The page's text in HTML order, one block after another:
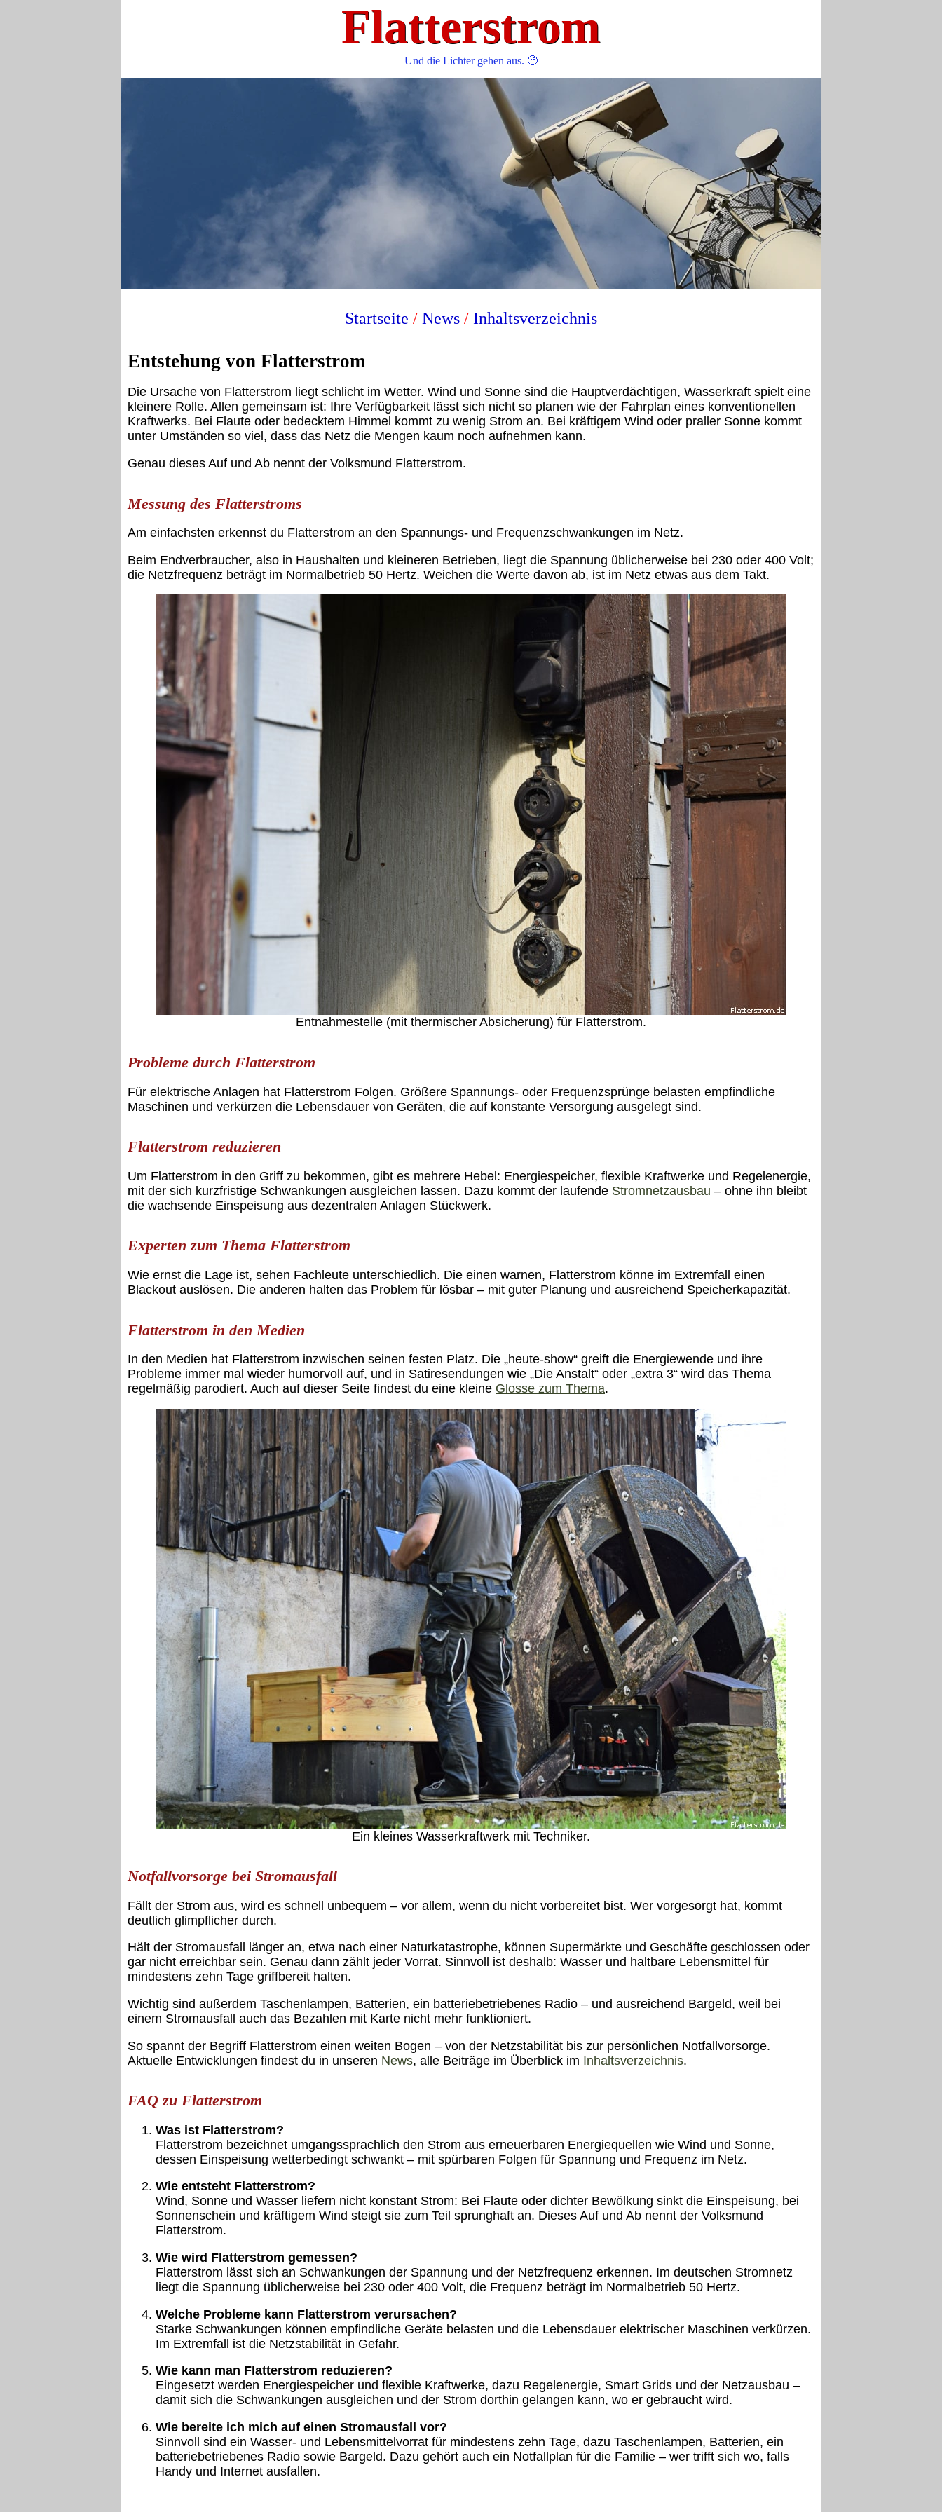
Flatterstrom
Und die Lichter gehen aus. 🤨️
Startseite / News / Inhaltsverzeichnis
Entstehung von Flatterstrom
Die Ursache von Flatterstrom liegt schlicht im Wetter. Wind und Sonne sind die Hauptverdächtigen, Wasserkraft spielt eine
kleinere Rolle. Allen gemeinsam ist: Ihre Verfügbarkeit lässt sich nicht so planen wie der Fahrplan eines konventionellen
Kraftwerks. Bei Flaute oder bedecktem Himmel kommt zu wenig Strom an. Bei kräftigem Wind oder praller Sonne kommt
unter Umständen so viel, dass das Netz die Mengen kaum noch aufnehmen kann.
Genau dieses Auf und Ab nennt der Volksmund Flatterstrom.
Messung des Flatterstroms
Am einfachsten erkennst du Flatterstrom an den Spannungs- und Frequenzschwankungen im Netz.
Beim Endverbraucher, also in Haushalten und kleineren Betrieben, liegt die Spannung üblicherweise bei 230 oder 400 Volt;
die Netzfrequenz beträgt im Normalbetrieb 50 Hertz. Weichen die Werte davon ab, ist im Netz etwas aus dem Takt.
Entnahmestelle (mit thermischer Absicherung) für Flatterstrom.
Probleme durch Flatterstrom
Für elektrische Anlagen hat Flatterstrom Folgen. Größere Spannungs- oder Frequenzsprünge belasten empfindliche
Maschinen und verkürzen die Lebensdauer von Geräten, die auf konstante Versorgung ausgelegt sind.
Flatterstrom reduzieren
Um Flatterstrom in den Griff zu bekommen, gibt es mehrere Hebel: Energiespeicher, flexible Kraftwerke und Regelenergie,
mit der sich kurzfristige Schwankungen ausgleichen lassen. Dazu kommt der laufende Stromnetzausbau – ohne ihn bleibt
die wachsende Einspeisung aus dezentralen Anlagen Stückwerk.
Experten zum Thema Flatterstrom
Wie ernst die Lage ist, sehen Fachleute unterschiedlich. Die einen warnen, Flatterstrom könne im Extremfall einen
Blackout auslösen. Die anderen halten das Problem für lösbar – mit guter Planung und ausreichend Speicherkapazität.
Flatterstrom in den Medien
In den Medien hat Flatterstrom inzwischen seinen festen Platz. Die „heute-show“ greift die Energiewende und ihre
Probleme immer mal wieder humorvoll auf, und in Satiresendungen wie „Die Anstalt“ oder „extra 3“ wird das Thema
regelmäßig parodiert. Auch auf dieser Seite findest du eine kleine Glosse zum Thema.
Ein kleines Wasserkraftwerk mit Techniker.
Notfallvorsorge bei Stromausfall
Fällt der Strom aus, wird es schnell unbequem – vor allem, wenn du nicht vorbereitet bist. Wer vorgesorgt hat, kommt
deutlich glimpflicher durch.
Hält der Stromausfall länger an, etwa nach einer Naturkatastrophe, können Supermärkte und Geschäfte geschlossen oder
gar nicht erreichbar sein. Genau dann zählt jeder Vorrat. Sinnvoll ist deshalb: Wasser und haltbare Lebensmittel für
mindestens zehn Tage griffbereit halten.
Wichtig sind außerdem Taschenlampen, Batterien, ein batteriebetriebenes Radio – und ausreichend Bargeld, weil bei
einem Stromausfall auch das Bezahlen mit Karte nicht mehr funktioniert.
So spannt der Begriff Flatterstrom einen weiten Bogen – von der Netzstabilität bis zur persönlichen Notfallvorsorge.
Aktuelle Entwicklungen findest du in unseren News, alle Beiträge im Überblick im Inhaltsverzeichnis.
FAQ zu Flatterstrom
Was ist Flatterstrom?
Flatterstrom bezeichnet umgangssprachlich den Strom aus erneuerbaren Energiequellen wie Wind und Sonne,
dessen Einspeisung wetterbedingt schwankt – mit spürbaren Folgen für Spannung und Frequenz im Netz.
Wie entsteht Flatterstrom?
Wind, Sonne und Wasser liefern nicht konstant Strom: Bei Flaute oder dichter Bewölkung sinkt die Einspeisung, bei
Sonnenschein und kräftigem Wind steigt sie zum Teil sprunghaft an. Dieses Auf und Ab nennt der Volksmund
Flatterstrom.
Wie wird Flatterstrom gemessen?
Flatterstrom lässt sich an Schwankungen der Spannung und der Netzfrequenz erkennen. Im deutschen Stromnetz
liegt die Spannung üblicherweise bei 230 oder 400 Volt, die Frequenz beträgt im Normalbetrieb 50 Hertz.
Welche Probleme kann Flatterstrom verursachen?
Starke Schwankungen können empfindliche Geräte belasten und die Lebensdauer elektrischer Maschinen verkürzen.
Im Extremfall ist die Netzstabilität in Gefahr.
Wie kann man Flatterstrom reduzieren?
Eingesetzt werden Energiespeicher und flexible Kraftwerke, dazu Regelenergie, Smart Grids und der Netzausbau –
damit sich die Schwankungen ausgleichen und der Strom dorthin gelangen kann, wo er gebraucht wird.
Wie bereite ich mich auf einen Stromausfall vor?
Sinnvoll sind ein Wasser- und Lebensmittelvorrat für mindestens zehn Tage, dazu Taschenlampen, Batterien, ein
batteriebetriebenes Radio sowie Bargeld. Dazu gehört auch ein Notfallplan für die Familie – wer trifft sich wo, falls
Handy und Internet ausfallen.